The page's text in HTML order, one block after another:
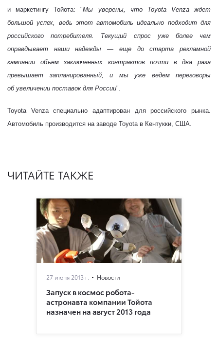
и маркетингу Тойота:"Мы уверены, что Toyota Venzaждет
большой успех, ведь этот автомобиль идеально подходит для
российского потребителя. Текущий спрос уже более чем
оправдывает наши надежды — еще до старта рекламной
кампании объем заключенных контрактов почти в два раза
превышает запланированный, и мы уже ведем переговоры
об увеличении поставок для России".
Toyota Venzaспециально адаптирован для российского рынка.
Автомобиль производится на заводе Toyota в Кентукки, США.
ЧИТАЙТЕ ТАКЖЕ
27 июня 2013 г. Новости
Запуск в космос робота-
астронавта компании Тойота
назначен на август 2013 года